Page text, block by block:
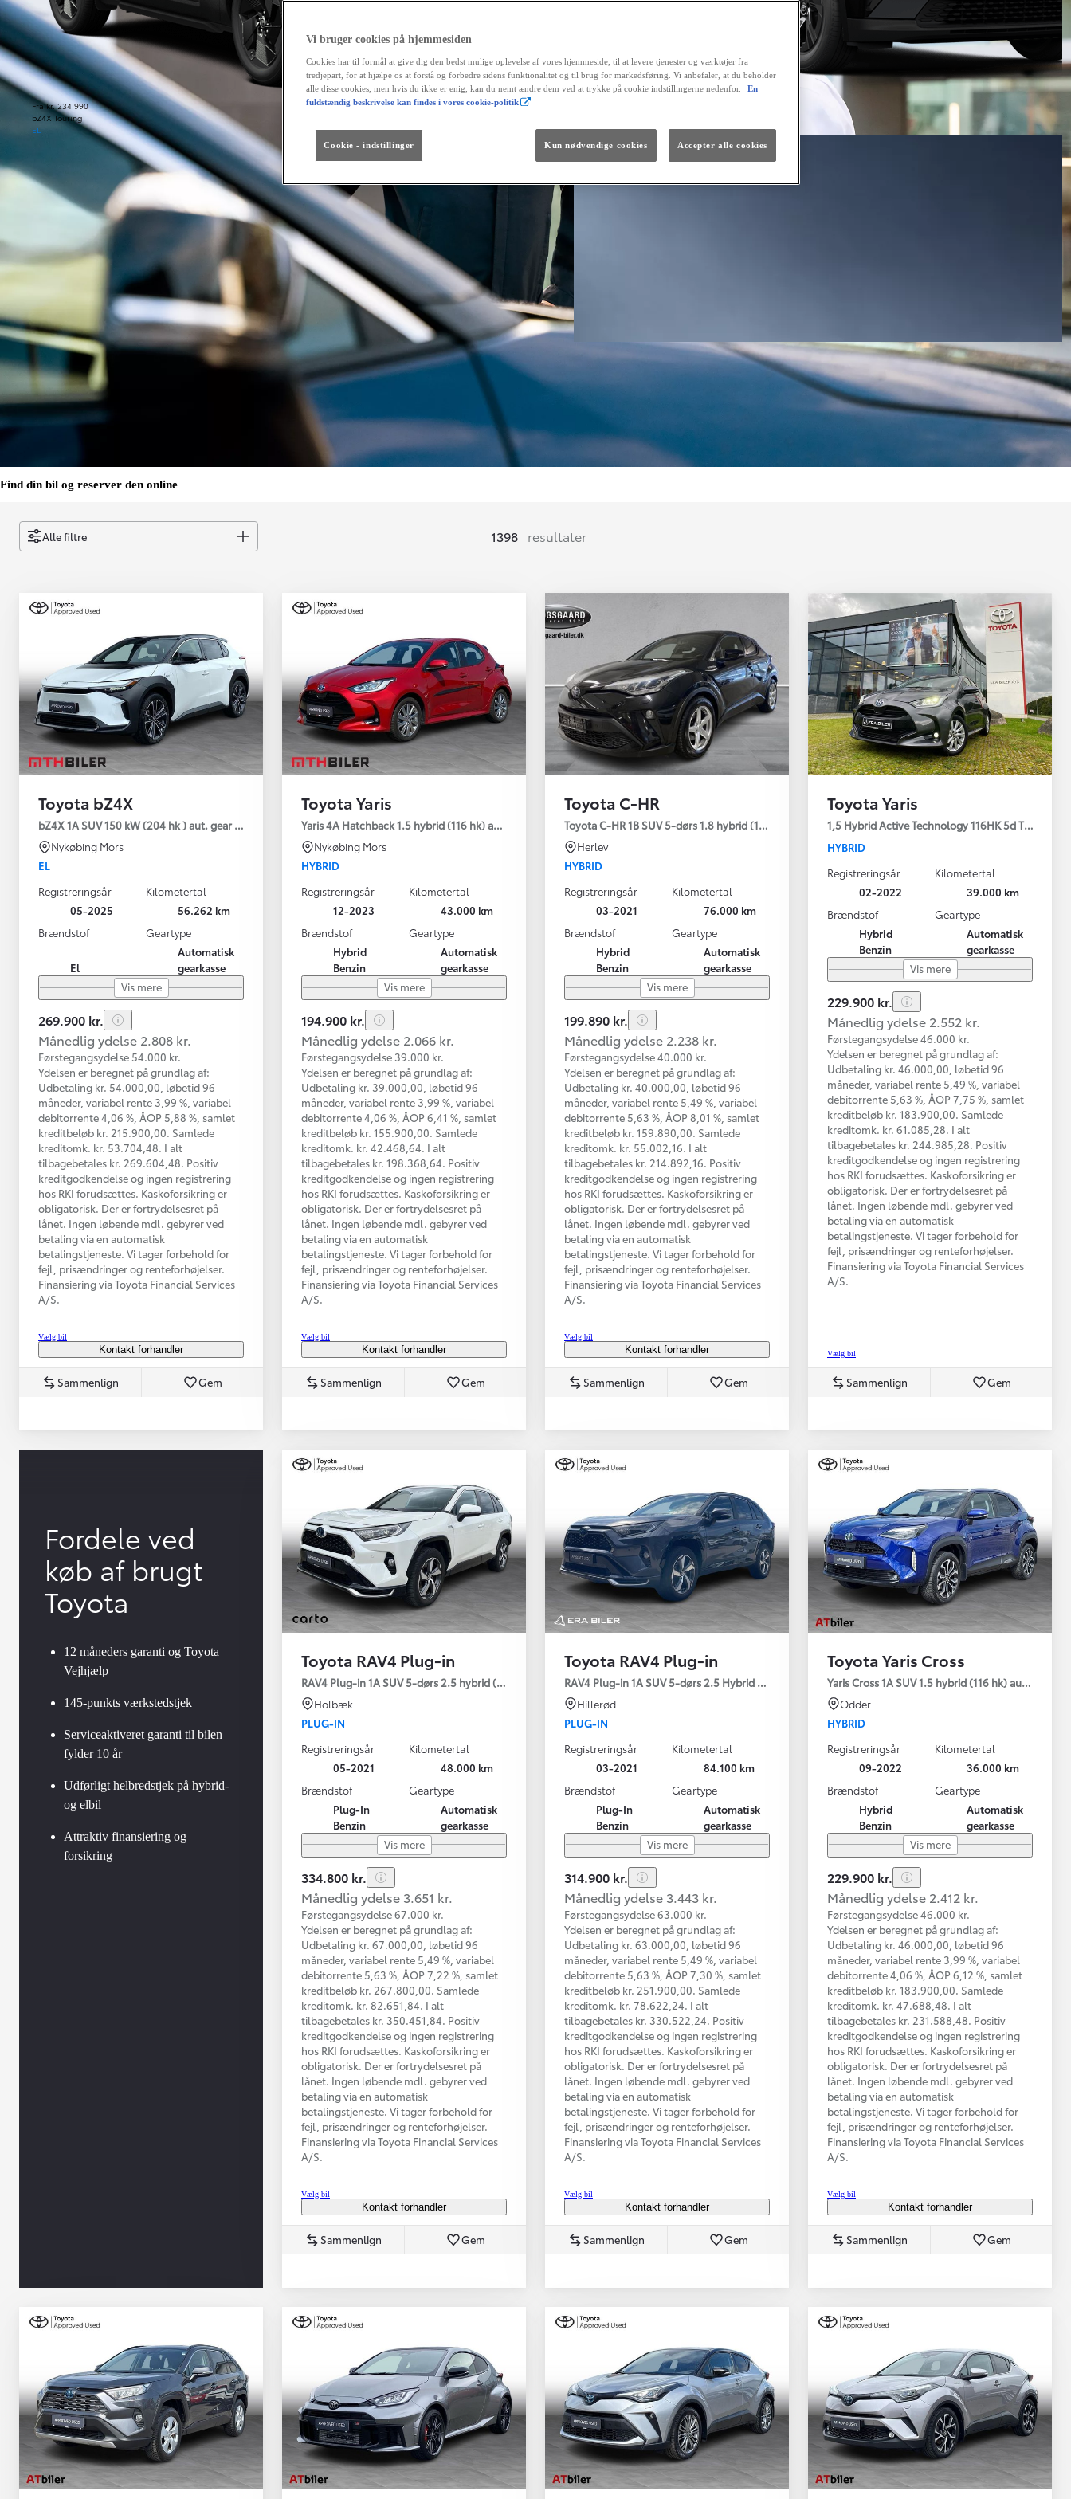
Fra kr. 234.990
bZ4X Touring
EL
Fra kr. 349.990
The soul lives on.
Den nye Yaris Cross
Kommer snart
Find din bil og reserver den online
Alle filtre 1398 resultater
Toyota bZ4X
bZ4X 1A SUV 150 kW (204 hk ) aut. gear Executive Premium
Nykøbing Mors
EL
Registreringsår
05-2025
Kilometertal
56.262 km
Brændstof
El
Geartype
Automatisk
gearkasse
Vis mere
269.900 kr.
Månedlig ydelse 2.808 kr.
Førstegangsydelse 54.000 kr.
Ydelsen er beregnet på grundlag af:
Udbetaling kr. 54.000,00, løbetid 96
måneder, variabel rente 3,99 %, variabel
debitorrente 4,06 %, ÅOP 5,88 %, samlet
kreditbeløb kr. 215.900,00. Samlede
kreditomk. kr. 53.704,48. I alt
tilbagebetales kr. 269.604,48. Positiv
kreditgodkendelse og ingen registrering
hos RKI forudsættes. Kaskoforsikring er
obligatorisk. Der er fortrydelsesret på
lånet. Ingen løbende mdl. gebyrer ved
betaling via en automatisk
betalingstjeneste. Vi tager forbehold for
fejl, prisændringer og renteforhøjelser.
Finansiering via Toyota Financial Services
A/S.
Vælg bil
Kontakt forhandler
Sammenlign Gem
Toyota Yaris
Yaris 4A Hatchback 1.5 hybrid (116 hk) aut. gear Active - Technology
Nykøbing Mors
HYBRID
Registreringsår
12-2023
Kilometertal
43.000 km
Brændstof
Hybrid
Benzin
Geartype
Automatisk
gearkasse
Vis mere
194.900 kr.
Månedlig ydelse 2.066 kr.
Førstegangsydelse 39.000 kr.
Ydelsen er beregnet på grundlag af:
Udbetaling kr. 39.000,00, løbetid 96
måneder, variabel rente 3,99 %, variabel
debitorrente 4,06 %, ÅOP 6,41 %, samlet
kreditbeløb kr. 155.900,00. Samlede
kreditomk. kr. 42.468,64. I alt
tilbagebetales kr. 198.368,64. Positiv
kreditgodkendelse og ingen registrering
hos RKI forudsættes. Kaskoforsikring er
obligatorisk. Der er fortrydelsesret på
lånet. Ingen løbende mdl. gebyrer ved
betaling via en automatisk
betalingstjeneste. Vi tager forbehold for
fejl, prisændringer og renteforhøjelser.
Finansiering via Toyota Financial Services
A/S.
Vælg bil
Kontakt forhandler
Sammenlign Gem
Toyota C-HR
Toyota C-HR 1B SUV 5-dørs 1.8 hybrid (122 hk) aut. gear C-LUB - Smart
Herlev
HYBRID
Registreringsår
03-2021
Kilometertal
76.000 km
Brændstof
Hybrid
Benzin
Geartype
Automatisk
gearkasse
Vis mere
199.890 kr.
Månedlig ydelse 2.238 kr.
Førstegangsydelse 40.000 kr.
Ydelsen er beregnet på grundlag af:
Udbetaling kr. 40.000,00, løbetid 96
måneder, variabel rente 5,49 %, variabel
debitorrente 5,63 %, ÅOP 8,01 %, samlet
kreditbeløb kr. 159.890,00. Samlede
kreditomk. kr. 55.002,16. I alt
tilbagebetales kr. 214.892,16. Positiv
kreditgodkendelse og ingen registrering
hos RKI forudsættes. Kaskoforsikring er
obligatorisk. Der er fortrydelsesret på
lånet. Ingen løbende mdl. gebyrer ved
betaling via en automatisk
betalingstjeneste. Vi tager forbehold for
fejl, prisændringer og renteforhøjelser.
Finansiering via Toyota Financial Services
A/S.
Vælg bil
Kontakt forhandler
Sammenlign Gem
Toyota Yaris
1,5 Hybrid Active Technology 116HK 5d Trinl. Gear
HYBRID
Registreringsår
02-2022
Kilometertal
39.000 km
Brændstof
Hybrid
Benzin
Geartype
Automatisk
gearkasse
Vis mere
229.900 kr.
Månedlig ydelse 2.552 kr.
Førstegangsydelse 46.000 kr.
Ydelsen er beregnet på grundlag af:
Udbetaling kr. 46.000,00, løbetid 96
måneder, variabel rente 5,49 %, variabel
debitorrente 5,63 %, ÅOP 7,75 %, samlet
kreditbeløb kr. 183.900,00. Samlede
kreditomk. kr. 61.085,28. I alt
tilbagebetales kr. 244.985,28. Positiv
kreditgodkendelse og ingen registrering
hos RKI forudsættes. Kaskoforsikring er
obligatorisk. Der er fortrydelsesret på
lånet. Ingen løbende mdl. gebyrer ved
betaling via en automatisk
betalingstjeneste. Vi tager forbehold for
fejl, prisændringer og renteforhøjelser.
Finansiering via Toyota Financial Services
A/S.
Vælg bil
Sammenlign Gem
Fordele ved
køb af brugt
Toyota
12 måneders garanti og Toyota
Vejhjælp
145-punkts værkstedstjek
Serviceaktiveret garanti til bilen
fylder 10 år
Udførligt helbredstjek på hybrid-
og elbil
Attraktiv finansiering og
forsikring
Toyota RAV4 Plug-in
RAV4 Plug-in 1A SUV 5-dørs 2.5 hybrid (306 hk) aut. gear AWD-i H3 - Comfort
Holbæk
PLUG-IN
Registreringsår
05-2021
Kilometertal
48.000 km
Brændstof
Plug-In
Benzin
Geartype
Automatisk
gearkasse
Vis mere
334.800 kr.
Månedlig ydelse 3.651 kr.
Førstegangsydelse 67.000 kr.
Ydelsen er beregnet på grundlag af:
Udbetaling kr. 67.000,00, løbetid 96
måneder, variabel rente 5,49 %, variabel
debitorrente 5,63 %, ÅOP 7,22 %, samlet
kreditbeløb kr. 267.800,00. Samlede
kreditomk. kr. 82.651,84. I alt
tilbagebetales kr. 350.451,84. Positiv
kreditgodkendelse og ingen registrering
hos RKI forudsættes. Kaskoforsikring er
obligatorisk. Der er fortrydelsesret på
lånet. Ingen løbende mdl. gebyrer ved
betaling via en automatisk
betalingstjeneste. Vi tager forbehold for
fejl, prisændringer og renteforhøjelser.
Finansiering via Toyota Financial Services
A/S.
Vælg bil
Kontakt forhandler
Sammenlign Gem
Toyota RAV4 Plug-in
RAV4 Plug-in 1A SUV 5-dørs 2.5 Hybrid (306 hk) aut. gear AWD-i H3 - Comfort - Premium
Hillerød
PLUG-IN
Registreringsår
03-2021
Kilometertal
84.100 km
Brændstof
Plug-In
Benzin
Geartype
Automatisk
gearkasse
Vis mere
314.900 kr.
Månedlig ydelse 3.443 kr.
Førstegangsydelse 63.000 kr.
Ydelsen er beregnet på grundlag af:
Udbetaling kr. 63.000,00, løbetid 96
måneder, variabel rente 5,49 %, variabel
debitorrente 5,63 %, ÅOP 7,30 %, samlet
kreditbeløb kr. 251.900,00. Samlede
kreditomk. kr. 78.622,24. I alt
tilbagebetales kr. 330.522,24. Positiv
kreditgodkendelse og ingen registrering
hos RKI forudsættes. Kaskoforsikring er
obligatorisk. Der er fortrydelsesret på
lånet. Ingen løbende mdl. gebyrer ved
betaling via en automatisk
betalingstjeneste. Vi tager forbehold for
fejl, prisændringer og renteforhøjelser.
Finansiering via Toyota Financial Services
A/S.
Vælg bil
Kontakt forhandler
Sammenlign Gem
Toyota Yaris Cross
Yaris Cross 1A SUV 1.5 hybrid (116 hk) aut. gear
Odder
HYBRID
Registreringsår
09-2022
Kilometertal
36.000 km
Brændstof
Hybrid
Benzin
Geartype
Automatisk
gearkasse
Vis mere
229.900 kr.
Månedlig ydelse 2.412 kr.
Førstegangsydelse 46.000 kr.
Ydelsen er beregnet på grundlag af:
Udbetaling kr. 46.000,00, løbetid 96
måneder, variabel rente 3,99 %, variabel
debitorrente 4,06 %, ÅOP 6,12 %, samlet
kreditbeløb kr. 183.900,00. Samlede
kreditomk. kr. 47.688,48. I alt
tilbagebetales kr. 231.588,48. Positiv
kreditgodkendelse og ingen registrering
hos RKI forudsættes. Kaskoforsikring er
obligatorisk. Der er fortrydelsesret på
lånet. Ingen løbende mdl. gebyrer ved
betaling via en automatisk
betalingstjeneste. Vi tager forbehold for
fejl, prisændringer og renteforhøjelser.
Finansiering via Toyota Financial Services
A/S.
Vælg bil
Kontakt forhandler
Sammenlign Gem
Vi bruger cookies på hjemmesiden
Cookies har til formål at give dig den bedst mulige oplevelse af vores hjemmeside, til at levere tjenester og værktøjer fra
tredjepart, for at hjælpe os at forstå og forbedre sidens funktionalitet og til brug for markedsføring. Vi anbefaler, at du beholder
alle disse cookies, men hvis du ikke er enig, kan du nemt ændre dem ved at trykke på cookie indstillingerne nedenfor.
En
fuldstændig beskrivelse kan findes i vores cookie-politik
Cookie - indstillinger Kun nødvendige cookies Accepter alle cookies